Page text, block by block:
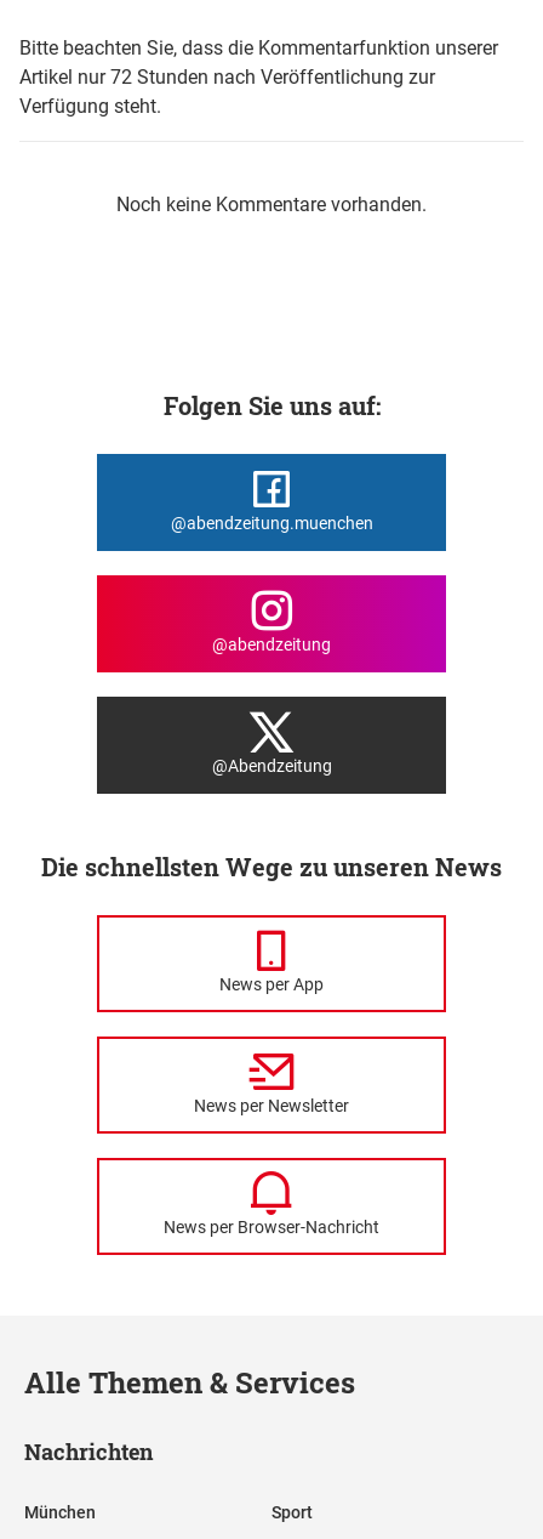
Bitte beachten Sie, dass die Kommentarfunktion unserer
Artikel nur 72 Stunden nach Veröffentlichung zur
Verfügung steht.
Noch keine Kommentare vorhanden.
Folgen Sie uns auf:
@abendzeitung.muenchen
@abendzeitung
@Abendzeitung
Die schnellsten Wege zu unseren News
News per App
News per Newsletter
News per Browser-Nachricht
Alle Themen & Services
Nachrichten
München Sport